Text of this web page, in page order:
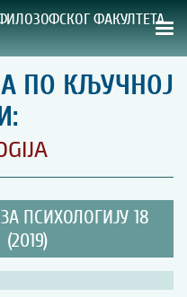
ФАКУЛТЕТА
ПО КЉУЧНОЈ
ПСИХОЛОГИЈУ 18
(2019)